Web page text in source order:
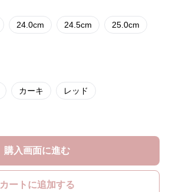
24.0cm 24.5cm 25.0cm
カーキ レッド
購入画面に進む
カートに追加する